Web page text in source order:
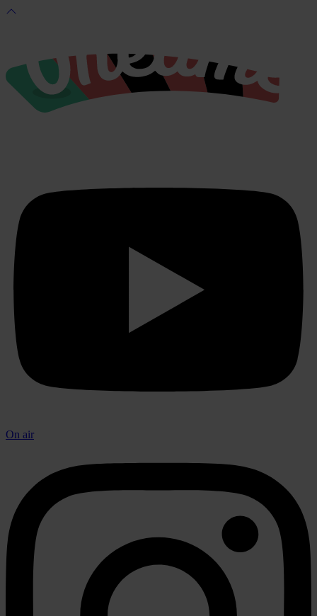
On air